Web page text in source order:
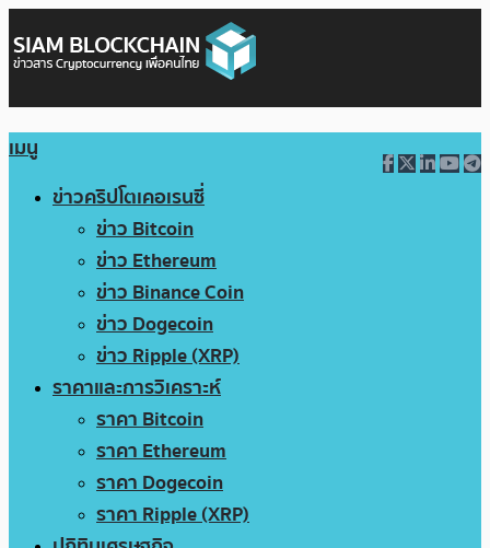
เมนู
ข่าวคริปโตเคอเรนซี่
ข่าว Bitcoin
ข่าว Ethereum
ข่าว Binance Coin
ข่าว Dogecoin
ข่าว Ripple (XRP)
ราคาและการวิเคราะห์
ราคา Bitcoin
ราคา Ethereum
ราคา Dogecoin
ราคา Ripple (XRP)